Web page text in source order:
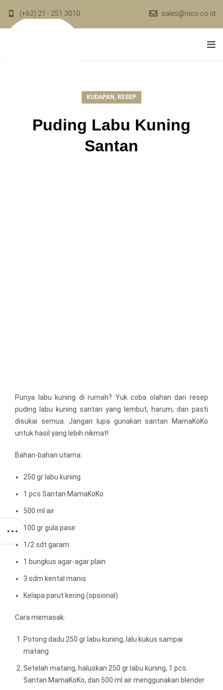
(+62) 21 - 251 3010 sales@nico.co.id
KUDAPAN, RESEP
Puding Labu Kuning
Santan
Punya labu kuning di rumah? Yuk coba olahan dari resep
puding labu kuning santan yang lembut, harum, dan pasti
disukai semua. Jangan lupa gunakan santan MamaKoKo
untuk hasil yang lebih nikmat!
Bahan-bahan utama:
250 gr labu kuning
1 pcs Santan MamaKoKo
500 ml air
100 gr gula pasir
1/2 sdt garam
1 bungkus agar-agar plain
3 sdm kental manis
Kelapa parut kering (opsional)
Cara memasak:
Potong dadu 250 gr labu kuning, lalu kukus sampai
matang
Setelah matang, haluskan 250 gr labu kuning, 1 pcs
Santan MamaKoKo, dan 500 ml air menggunakan blender